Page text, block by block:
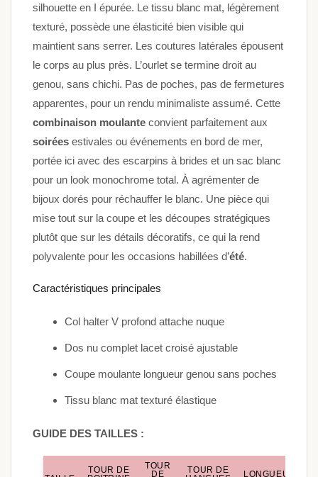
silhouette en I épurée. Le tissu blanc mat, légèrement
texturé, possède une élasticité bien visible qui
maintient sans serrer. Les coutures latérales épousent
le corps au plus près. L’ourlet se termine droit au
genou, sans chichi. Pas de poches, pas de fermetures
apparentes, pour un rendu minimaliste assumé. Cette
combinaison moulante convient parfaitement aux
soirées estivales ou événements en bord de mer,
portée ici avec des escarpins à brides et un sac blanc
pour un look monochrome total. À agrémenter de
bijoux dorés pour réchauffer le blanc. Une pièce qui
mise tout sur la coupe et les découpes stratégiques
plutôt que sur les détails décoratifs, ce qui la rend
polyvalente pour les occasions habillées d’été.
Caractéristiques principales
Col halter V profond attache nuque
Dos nu complet lacet croisé ajustable
Coupe moulante longueur genou sans poches
Tissu blanc mat texturé élastique
GUIDE DES TAILLES :
TOUR DE
TOUR
DE
TOUR DE
LONGUEUR